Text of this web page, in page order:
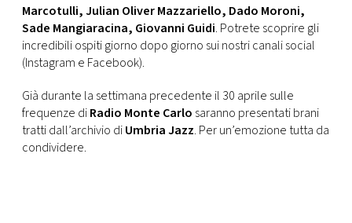
Marcotulli, Julian Oliver Mazzariello, Dado Moroni,
Sade Mangiaracina, Giovanni Guidi. Potrete scoprire gli
incredibili ospiti giorno dopo giorno sui nostri canali social
(Instagram e Facebook).
Già durante la settimana precedente il 30 aprile sulle
frequenze diRadio Monte Carlo saranno presentati brani
tratti dall’archivio diUmbria Jazz. Per un’emozione tutta da
condividere.